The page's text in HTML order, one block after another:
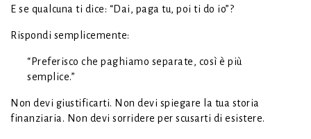
E se qualcuna ti dice: “Dai, paga tu, poi ti do io”?
Rispondi semplicemente:
“Preferisco che paghiamo separate, così è più
semplice.”
Non devi giustificarti. Non devi spiegare la tua storia
finanziaria. Non devi sorridere per scusarti di esistere.